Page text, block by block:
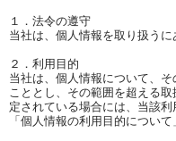
１．法令の遵守
当社は、個人情報を取り扱う
２．利用目的
当社は、個人情報について、
こととし、その範囲を超える
定されている場合には、当該
「個人情報の利用目的について